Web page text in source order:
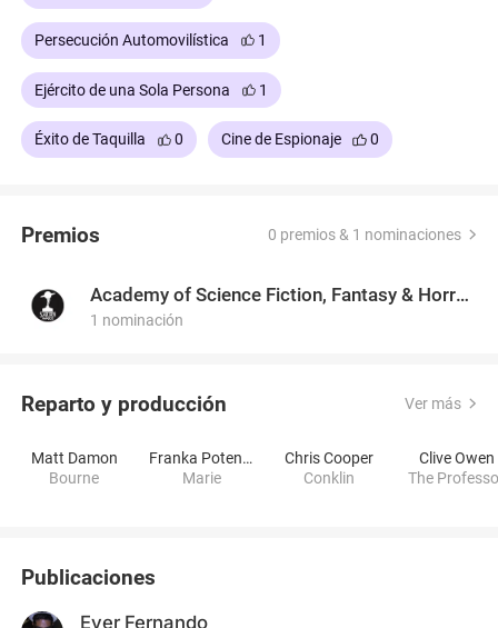
Persecución Automovilística 1
Ejército de una Sola Persona 1
Éxito de Taquilla 0 Cine de Espionaje 0
Premios 0 premios & 1 nominaciones
Academy of Science Fiction, Fantasy & Horror Films, USA
1 nominación
Reparto y producción Ver más
Matt Damon
Bourne
Franka Potente
Marie
Chris Cooper
Conklin
Clive Owen
The
Publicaciones
Ever Fernando